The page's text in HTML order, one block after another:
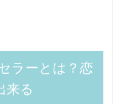
ラーとは？恋
来る